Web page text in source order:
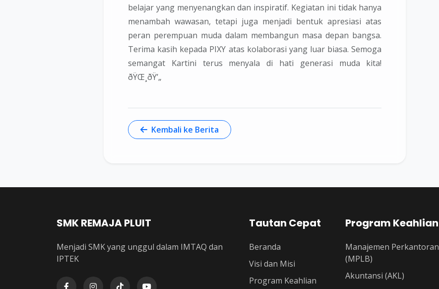
belajar yang menyenangkan dan inspiratif. Kegiatan ini tidak hanya
menambah wawasan, tetapi juga menjadi bentuk apresiasi atas
peran perempuan muda dalam membangun masa depan bangsa.
Terima kasih kepada PIXY atas kolaborasi yang luar biasa. Semoga
semangat Kartini terus menyala di hati generasi muda kita!
ðŸŒ¸ðŸ’„
Kembali ke Berita
SMK REMAJA PLUIT
Menjadi SMK yang unggul dalam IMTAQ dan
IPTEK
Tautan Cepat
Beranda
Visi dan Misi
Program Keahlian
Program Keahlian
Manajemen Perkantoran
(MPLB)
Akuntansi (AKL)